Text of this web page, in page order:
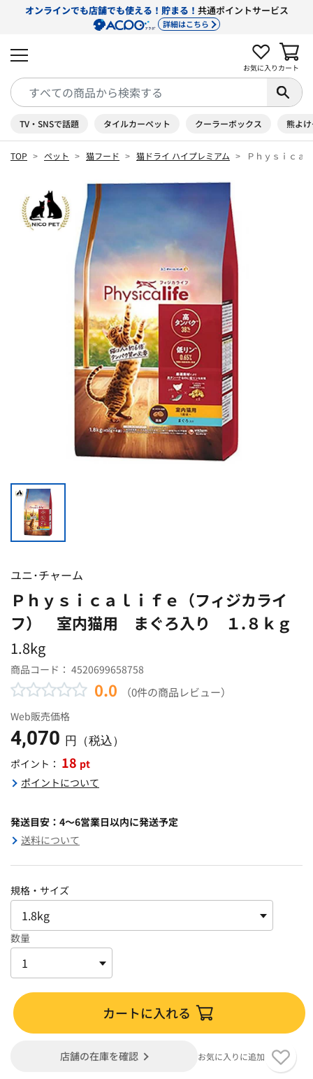
オンラインでも店舗でも使える！貯まる！ 共通ポイントサービス
詳細はこちら
お気に入り カート
TV・SNSで話題 タイルカーペット クーラーボックス 熊よ
TOP ペット 猫フード 猫ドライ ハイプレミアム Ｐｈｙｓｉｃ
ユニ･チャーム
Ｐｈｙｓｉｃａｌｉｆｅ（フィジカライ
フ） 室内猫用 まぐろ入り １.８ｋｇ
1.8kg
商品コード： 4520699658758
0.0 （0件の商品レビュー）
Web販売価格
4,070 円（税込）
ポイント： 18 pt
ポイントについて
発送目安：4～6営業日以内に発送予定
送料について
規格・サイズ
数量
カートに入れる
店舗の在庫を確認 お気に入りに追加